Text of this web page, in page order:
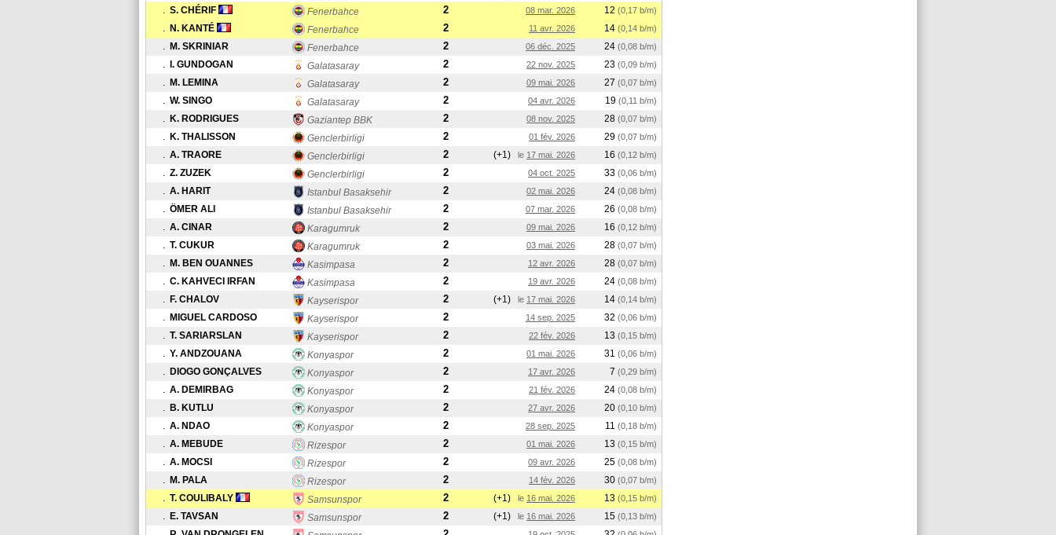
. S. CHÉRIF Fenerbahce 2 08 mar. 2026 12 (0,17 b/m)
. N. KANTÉ Fenerbahce 2 11 avr. 2026 14 (0,14 b/m)
. M. SKRINIAR Fenerbahce 2 06 déc. 2025 24 (0,08 b/m)
. I. GUNDOGAN Galatasaray 2 22 nov. 2025 23 (0,09 b/m)
. M. LEMINA Galatasaray 2 09 mai. 2026 27 (0,07 b/m)
. W. SINGO Galatasaray 2 04 avr. 2026 19 (0,11 b/m)
. K. RODRIGUES Gaziantep BBK 2 08 nov. 2025 28 (0,07 b/m)
. K. THALISSON Genclerbirligi 2 01 fév. 2026 29 (0,07 b/m)
. A. TRAORE Genclerbirligi 2 (+1) le 17 mai. 2026 16 (0,12 b/m)
. Z. ZUZEK Genclerbirligi 2 04 oct. 2025 33 (0,06 b/m)
. A. HARIT Istanbul Basaksehir 2 02 mai. 2026 24 (0,08 b/m)
. ÖMER ALI Istanbul Basaksehir 2 07 mar. 2026 26 (0,08 b/m)
. A. CINAR Karagumruk 2 09 mai. 2026 16 (0,12 b/m)
. T. CUKUR Karagumruk 2 03 mai. 2026 28 (0,07 b/m)
. M. BEN OUANNES Kasimpasa 2 12 avr. 2026 28 (0,07 b/m)
. C. KAHVECI IRFAN Kasimpasa 2 19 avr. 2026 24 (0,08 b/m)
. F. CHALOV Kayserispor 2 (+1) le 17 mai. 2026 14 (0,14 b/m)
. MIGUEL CARDOSO Kayserispor 2 14 sep. 2025 32 (0,06 b/m)
. T. SARIARSLAN Kayserispor 2 22 fév. 2026 13 (0,15 b/m)
. Y. ANDZOUANA Konyaspor 2 01 mai. 2026 31 (0,06 b/m)
. DIOGO GONÇALVES Konyaspor 2 17 avr. 2026 7 (0,29 b/m)
. A. DEMIRBAG Konyaspor 2 21 fév. 2026 24 (0,08 b/m)
. B. KUTLU Konyaspor 2 27 avr. 2026 20 (0,10 b/m)
. A. NDAO Konyaspor 2 28 sep. 2025 11 (0,18 b/m)
. A. MEBUDE Rizespor 2 01 mai. 2026 13 (0,15 b/m)
. A. MOCSI Rizespor 2 09 avr. 2026 25 (0,08 b/m)
. M. PALA Rizespor 2 14 fév. 2026 30 (0,07 b/m)
. T. COULIBALY Samsunspor 2 (+1) le 16 mai. 2026 13 (0,15 b/m)
. E. TAVSAN Samsunspor 2 (+1) le 16 mai. 2026 15 (0,13 b/m)